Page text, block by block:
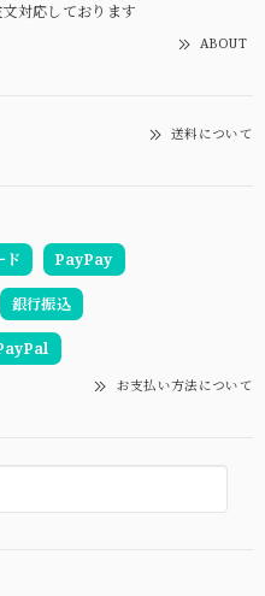
対応しております
ABOUT
送料について
ド PayPay
銀行振込
お支払い方法について